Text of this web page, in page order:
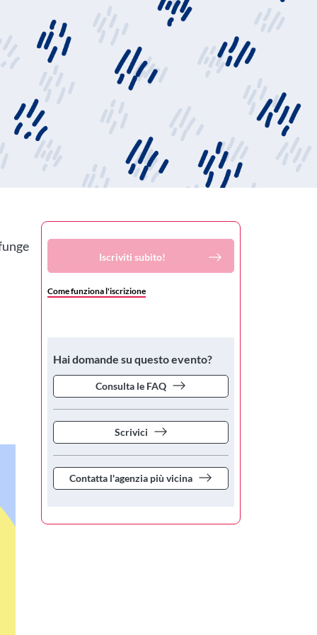
Iscriviti subito!
Come funziona l'iscrizione
Hai domande su questo evento?
Consulta le FAQ
Scrivici
Contatta l'agenzia più vicina